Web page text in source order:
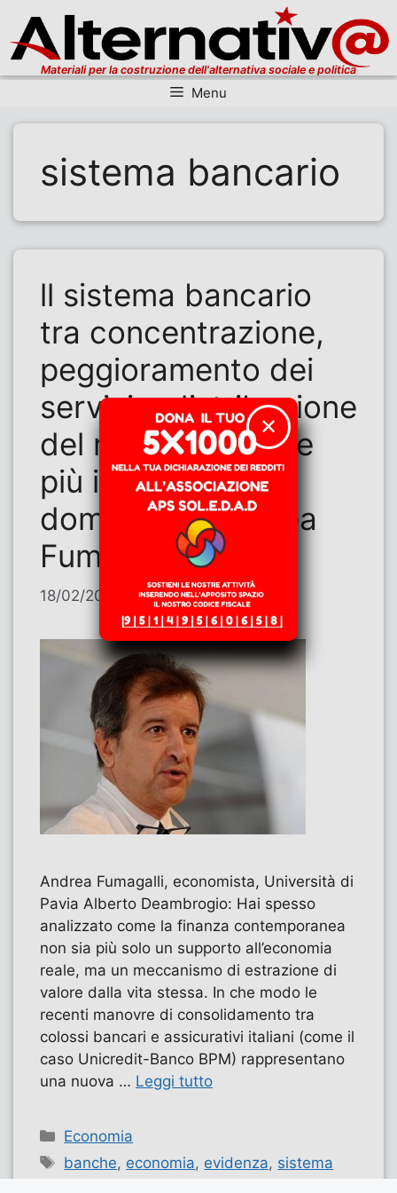
Materiali per la costruzione dell'alternativa sociale e politica
Menu
sistema bancario
ll sistema bancario
tra concentrazione,
peggioramento dei
servizi e distribuzione
del reddito sempre
più ineguale – Tre
domande a Andrea
Fumagalli
18/02/2026 diAlberto Deambrogio
Andrea Fumagalli, economista, Università di
Pavia Alberto Deambrogio: Hai spesso
analizzato come la finanza contemporanea
non sia più solo un supporto all’economia
reale, ma un meccanismo di estrazione di
valore dalla vita stessa. In che modo le
recenti manovre di consolidamento tra
colossi bancari e assicurativi italiani (come il
caso Unicredit-Banco BPM) rappresentano
una nuova … Leggi tutto
Categorie
Economia
Tag
banche, economia, evidenza, sistema
✕